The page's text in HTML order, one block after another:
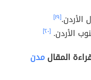
[١٩]
الأردن. [٢٠]
المقالمدن